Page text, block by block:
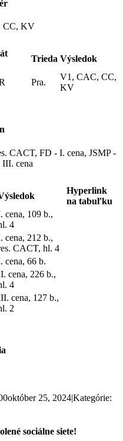
CC, KV
Trieda Výsledok
Pra.
V1, CAC, CC,
KV
CACT, FD - I. cena, JSMP -
cena
Hyperlink
na tabuľku
cena, 109 b.,
4
cena, 212 b.,
CACT, hl. 4
cena, 66 b.
cena, 226 b.,
4
cena, 127 b.,
2
október 25, 2024|Kategórie:
sociálne siete!